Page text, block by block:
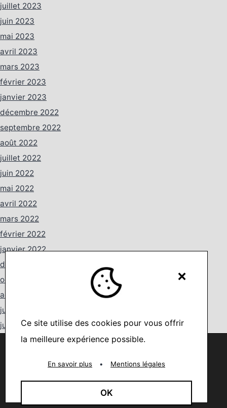
juillet 2023
juin 2023
mai 2023
avril 2023
mars 2023
février 2023
janvier 2023
décembre 2022
septembre 2022
août 2022
juillet 2022
juin 2022
mai 2022
avril 2022
mars 2022
février 2022
janvier 2022
décembre 2021
octobre 2021
août 2021
juillet 2021
juin 2021
mai 2021
janvier 2021
×
Ce site utilise des cookies pour vous offrir
la meilleure expérience possible.
En savoir plus • Mentions légales
OK
Nous utilisons des cookies pour vous offrir la meilleure
You can find out more about which cookies we are using or